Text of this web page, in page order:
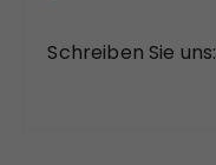
Schreiben Sie uns: